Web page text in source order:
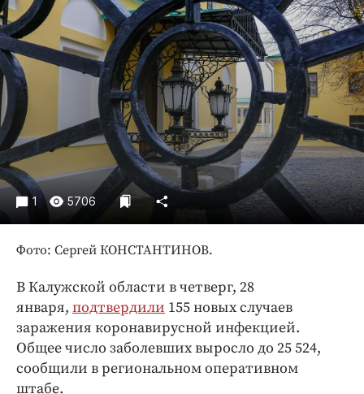
Недвижимость и ЖКХ
Образование
Общество
Погода
Праздники
Происшествия
Экономика и бизнес
ПРОЕКТЫ
Блоги
Медиаперсона
Интересное чтиво
Клиника года
Бренд года
1 5706
Фото: Сергей КОНСТАНТИНОВ.
В Калужской области в четверг, 28
января, подтвердили 155 новых случаев
заражения коронавирусной инфекцией.
Общее число заболевших выросло до 25 524,
сообщили в региональном оперативном
штабе.